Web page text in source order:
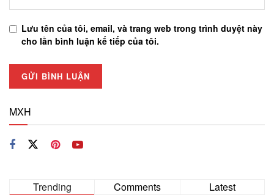
Lưu tên của tôi, email, và trang web trong trình duyệt này
cho lần bình luận kế tiếp của tôi.
MXH
Trending Comments Latest